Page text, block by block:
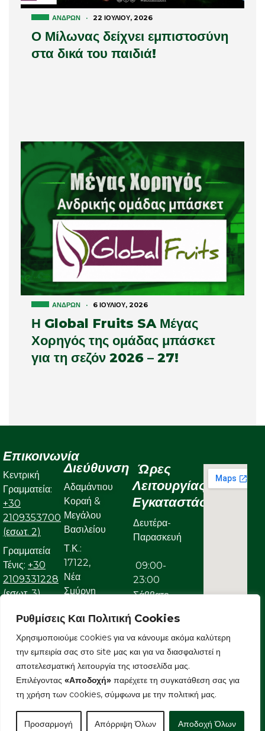
Ρυθμίσεις Και Πολιτική Cookies
Χρησιμοποιούμε cookies για να κάνουμε ακόμα καλύτερη
την εμπειρία σας στο site μας και για να διασφαλιστεί η
αποτελεσματική λειτουργία της ιστοσελίδα μας.
Επιλέγοντας «Αποδοχή» παρέχετε τη συγκατάθεση σας για
τη χρήση των cookies, σύμφωνα με την πολιτική μας.
Προσαρμογή Απόρριψη Όλων Αποδοχή Όλων
ΑΝΔΡΏΝ · 22 ΙΟΥΛΊΟΥ, 2026
Ο Μίλωνας δείχνει εμπιστοσύνη
στα δικά του παιδιά!
ΑΝΔΡΏΝ · 6 ΙΟΥΛΊΟΥ, 2026
Η Global Fruits SA Μέγας
Χορηγός της ομάδας μπάσκετ
για τη σεζόν 2026 – 27!
Επικοινωνία
Κεντρική
Γραμματεία:
+30
2109353700
(εσωτ. 2)
Γραμματεία
Τένις: +30
2109331228
(εσωτ. 3)
Γραμματεία
Κολυμβητικού:
+30
2109323632
info@aonsmilon.gr
Διεύθυνση
Αδαμάντιου
Κοραή &
Μεγάλου
Βασιλείου
Τ.Κ.:
17122,
Νέα
Σμύρνη
Ώρες
Λειτουργίας
Εγκαταστάσεων
Δευτέρα-
Παρασκευή
09:00-
23:00
Σάββατο
09:00-
22:00
Κυριακή
09:00-
22:00